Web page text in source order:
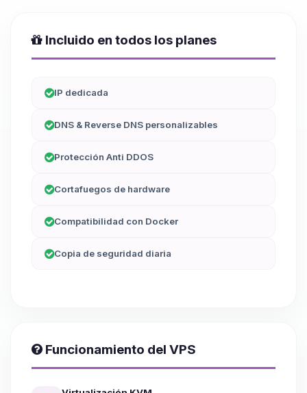
Incluido en todos los planes
IP dedicada
DNS & Reverse DNS personalizables
Protección Anti DDOS
Cortafuegos de hardware
Compatibilidad con Docker
Copia de seguridad diaria
Funcionamiento del VPS